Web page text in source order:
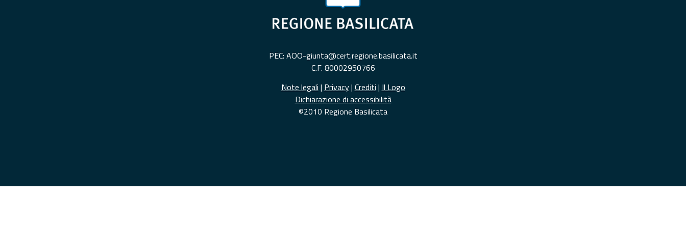
PEC: AOO-giunta@cert.regione.basilicata.it
C.F. 80002950766
Note legali | Privacy| Crediti | Il Logo
Dichiarazione di accessibilità
©2010 Regione Basilicata